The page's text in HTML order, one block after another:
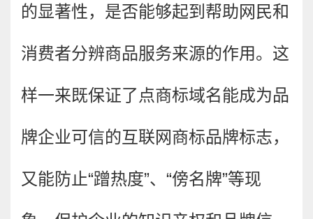
的显著性，是否能够起到帮助网民和
消费者分辨商品服务来源的作用。这
样一来既保证了点商标域名能成为品
牌企业可信的互联网商标品牌标志，
又能防止“蹭热度”、“傍名牌”等现